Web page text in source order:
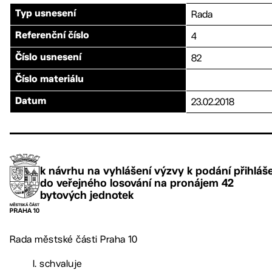
Typ usnesení Rada
Referenční číslo 4
Číslo usnesení 82
Číslo materiálu
Datum 23.02.2018
k návrhu na vyhlášení výzvy k podání
do veřejného losování na pronájem 42
bytových jednotek
Rada městské části Praha 10
I. schvaluje